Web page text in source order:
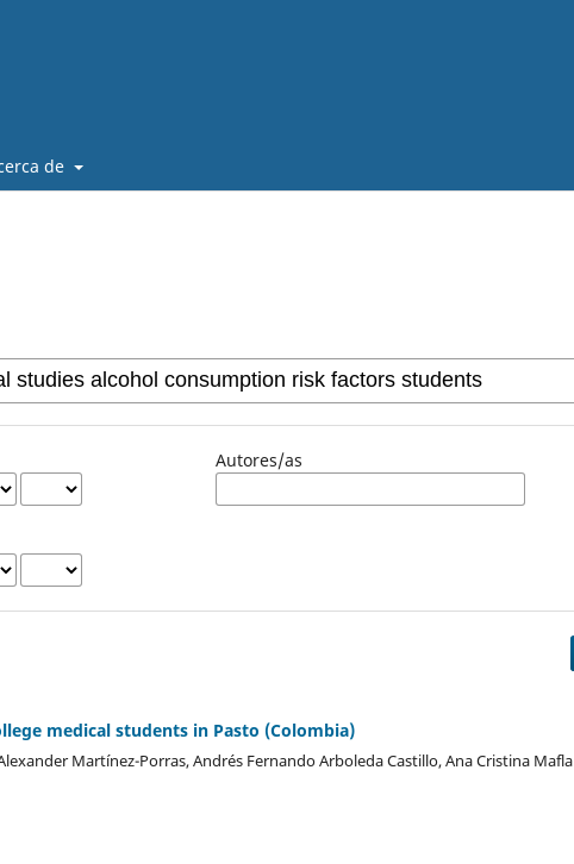
de
Autores/as
medical students in Pasto (Colombia)
Martínez-Porras, Andrés Fernando Arboleda Castillo, Ana Cristina Mafla